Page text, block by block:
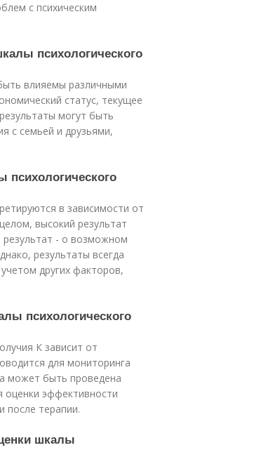
с психическим
психологического
влияемы различными
статус, текущее
могут быть
с семьей и друзьями,
психологического
в зависимости от
высокий результат
результат - о возможном
результаты всегда
других факторов,
психологического
К зависит от
для мониторинга
может быть проведена
оценки эффективности
после терапии.
шкалы